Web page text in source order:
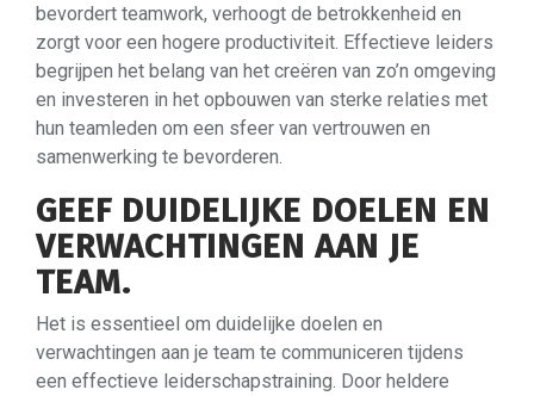
bevordert teamwork, verhoogt de betrokkenheid en
zorgt voor een hogere productiviteit. Effectieve leiders
begrijpen het belang van het creëren van zo’n omgeving
en investeren in het opbouwen van sterke relaties met
hun teamleden om een sfeer van vertrouwen en
samenwerking te bevorderen.
GEEF DUIDELIJKE DOELEN EN
VERWACHTINGEN AAN JE
TEAM.
Het is essentieel om duidelijke doelen en
verwachtingen aan je team te communiceren tijdens
een effectieve leiderschapstraining. Door heldere